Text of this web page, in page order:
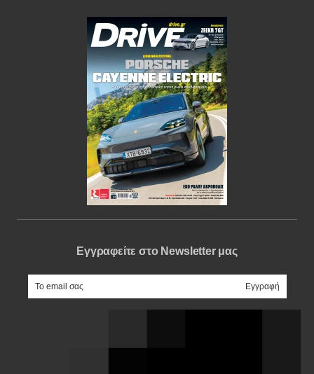
Εγγραφείτε στο Newsletter μας
e-mail